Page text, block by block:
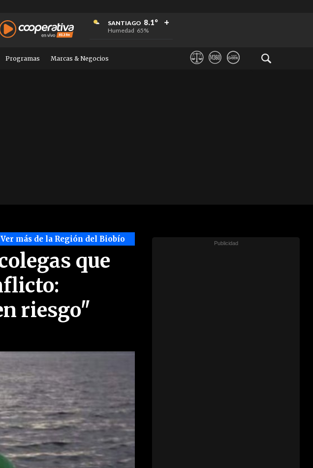
SANTIAGO 8.1°
Humedad 65%
+
+
+
Programas Marcas & Negocios
Ver más de la Región del Biobío
que
riesgo"